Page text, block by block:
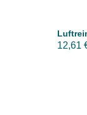
12,61